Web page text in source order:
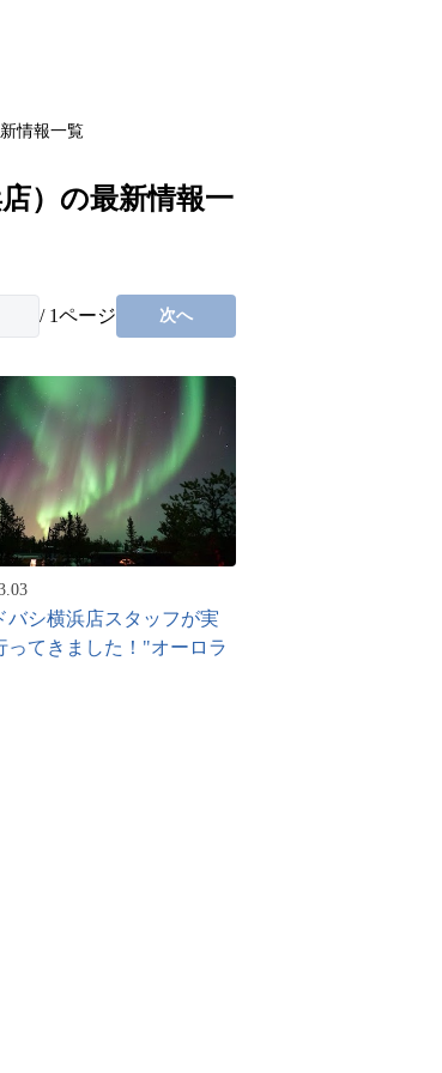
情報一覧
）の最新情報一
/ 1ページ 次へ
バシ横浜店スタッフが実
ってきました！"オーロラ